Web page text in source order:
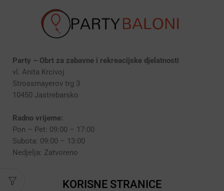
Party – Obrt za zabavne i rekreacijske djelatnosti
vl. Anita Krcivoj
Strossmayerov trg 3
10450 Jastrebarsko
Radno vrijeme:
Pon – Pet: 09:00 – 17:00
Subota: 09:00 – 13:00
Nedjelja: Zatvoreno
KORISNE STRANICE